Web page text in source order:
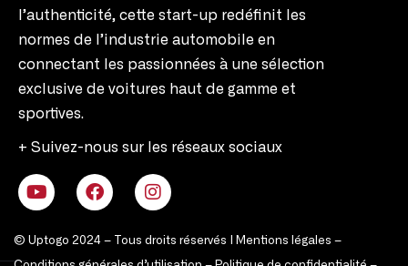
l’authenticité, cette start-up redéfinit les
normes de l’industrie automobile en
connectant les passionnées à une sélection
exclusive de voitures haut de gamme et
sportives.
+ Suivez-nous sur les réseaux sociaux
© Uptogo 2024 – Tous droits réservés | Mentions légales –